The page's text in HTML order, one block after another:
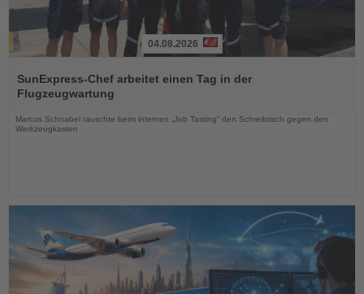
Sie
die
Nachrichten
04.08.2026
SunExpress-Chef arbeitet einen Tag in der
Flugzeugwartung
Marcus Schnabel tauschte beim internen „Job Tasting“ den Schreibtisch gegen den
Werkzeugkasten